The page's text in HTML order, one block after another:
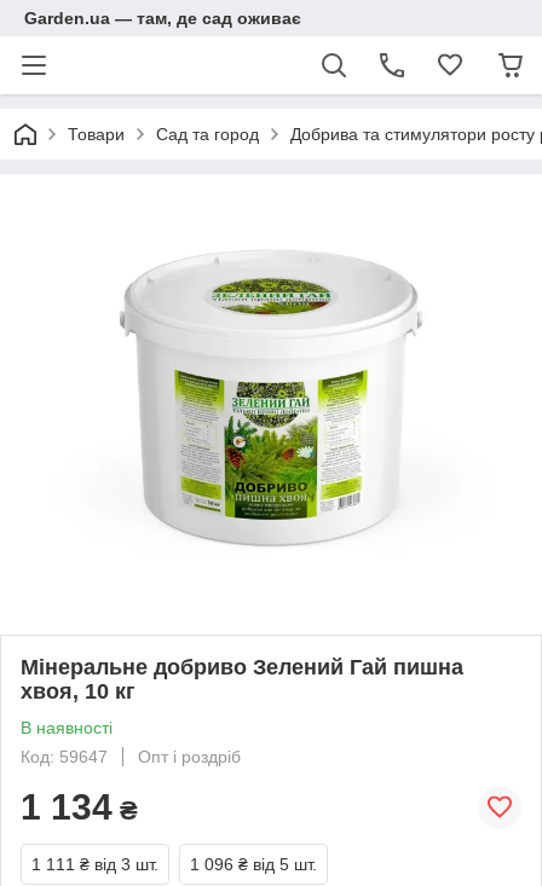
Garden.ua — там, де сад оживає
Товари Сад та город Добрива та стимулятори росту
Мінеральне добриво Зелений Гай пишна
хвоя, 10 кг
В наявності
Код: 59647
Опт і роздріб
1 134 ₴
1 111 ₴ від 3 шт. 1 096 ₴ від 5 шт.